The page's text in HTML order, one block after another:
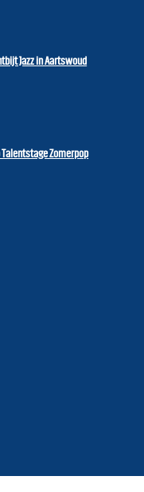
Jazz in Aartswoud
Zomerpop